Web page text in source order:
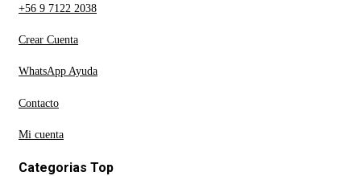
+56 9 7122 2038
Crear Cuenta
WhatsApp Ayuda
Contacto
Mi cuenta
Categorias Top